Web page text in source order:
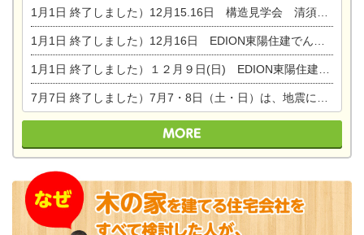
1月1日 終了しました）12月15.16日 構造見学会 清須市西枇杷島町弁天
1月1日 終了しました）12月16日 EDION東陽住建でんき OPEN第二弾イベント！！
1月1日 終了しました）１２月９日(日) EDION東陽住建でんき館プレＯＰＥＮ！＆家の修理まつり
7月7日 終了しました）7月7・8日（土・日）は、地震に強くて安心！暮らしを楽しむ東濃ひのきの平屋の家体験見学会を開催します。ぜひお越しください。